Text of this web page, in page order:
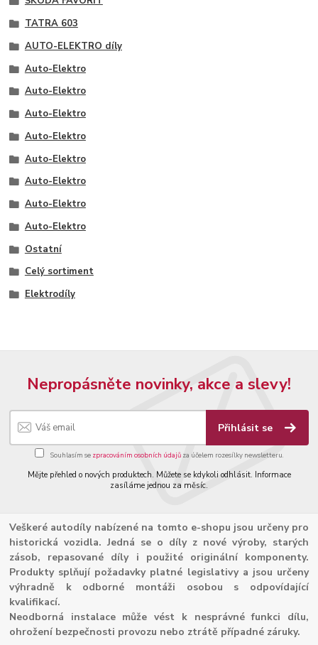
TATRA 603
AUTO-ELEKTRO díly
Auto-Elektro
Auto-Elektro
Auto-Elektro
Auto-Elektro
Auto-Elektro
Auto-Elektro
Auto-Elektro
Auto-Elektro
Ostatní
Celý sortiment
Elektrodíly
Nepropásněte novinky, akce a slevy!
Přihlásit se
Souhlasím se zpracováním osobních údajůza účelem rozesílky newsletteru.
Mějte přehled o nových produktech. Můžete se kdykoli odhlásit. Informace
zasíláme jednou za měsíc.
Veškeré autodíly nabízené na tomto e-shopu jsou určeny pro
historická vozidla. Jedná se o díly z nové výroby, starých
zásob, repasované díly i použité originální komponenty.
Produkty splňují požadavky platné legislativy a jsou určeny
výhradně k odborné montáži osobou s odpovídající
kvalifikací.
Neodborná instalace může vést k nesprávné funkci dílu,
ohrožení bezpečnosti provozu nebo ztrátě případné záruky.